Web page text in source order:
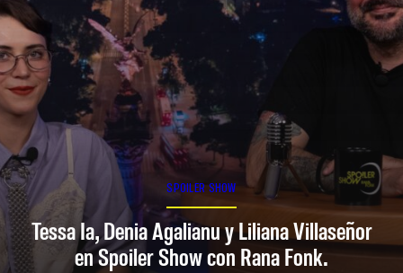
SPOILER SHOW
Tessa Ia, Denia Agalianu y Liliana Villaseñor
en Spoiler Show con Rana Fonk.